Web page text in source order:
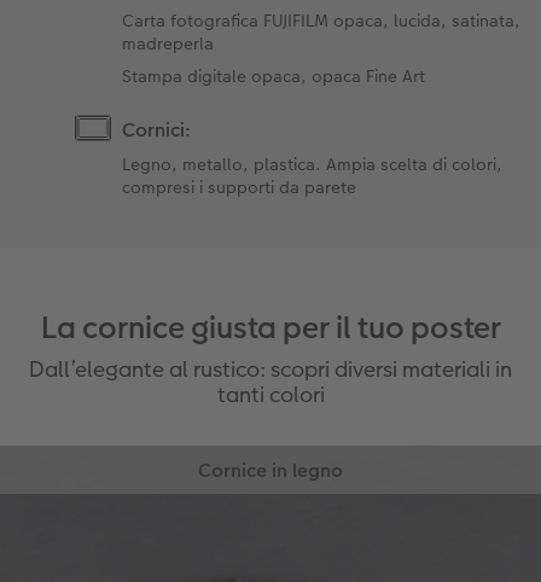
Carta fotografica FUJIFILM opaca, lucida, satinata,
madreperla
Stampa digitale opaca, opaca Fine Art
Cornici:
Legno, metallo, plastica. Ampia scelta di colori,
compresi i supporti da parete
La cornice giusta per il tuo poster
Dall’elegante al rustico: scopri diversi materiali in
tanti colori